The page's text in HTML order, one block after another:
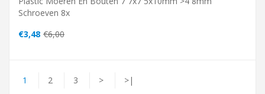
Schroeven 8x
€3,48 €6,00
1 2 3 >
>|